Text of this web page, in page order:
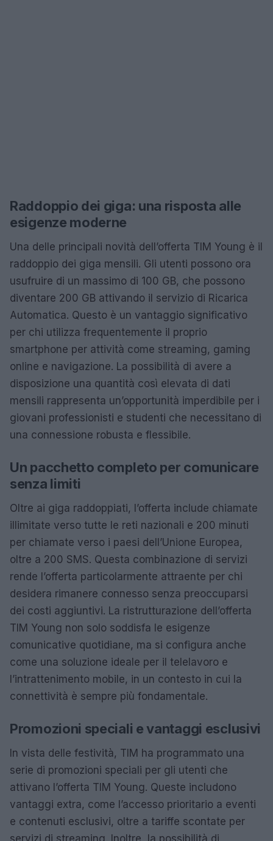
Raddoppio dei giga: una risposta alle
esigenze moderne
Una delle principali novità dell’offerta TIM Young è il
raddoppio dei giga mensili. Gli utenti possono ora
usufruire di un massimo di 100 GB, che possono
diventare 200 GB attivando il servizio di Ricarica
Automatica. Questo è un vantaggio significativo
per chi utilizza frequentemente il proprio
smartphone per attività come streaming, gaming
online e navigazione. La possibilità di avere a
disposizione una quantità così elevata di dati
mensili rappresenta un’opportunità imperdibile per i
giovani professionisti e studenti che necessitano di
una connessione robusta e flessibile.
Un pacchetto completo per comunicare
senza limiti
Oltre ai giga raddoppiati, l’offerta include chiamate
illimitate verso tutte le reti nazionali e 200 minuti
per chiamate verso i paesi dell’Unione Europea,
oltre a 200 SMS. Questa combinazione di servizi
rende l’offerta particolarmente attraente per chi
desidera rimanere connesso senza preoccuparsi
dei costi aggiuntivi. La ristrutturazione dell’offerta
TIM Young non solo soddisfa le esigenze
comunicative quotidiane, ma si configura anche
come una soluzione ideale per il telelavoro e
l’intrattenimento mobile, in un contesto in cui la
connettività è sempre più fondamentale.
Promozioni speciali e vantaggi esclusivi
In vista delle festività, TIM ha programmato una
serie di promozioni speciali per gli utenti che
attivano l’offerta TIM Young. Queste includono
vantaggi extra, come l’accesso prioritario a eventi
e contenuti esclusivi, oltre a tariffe scontate per
servizi di streaming. Inoltre, la possibilità di